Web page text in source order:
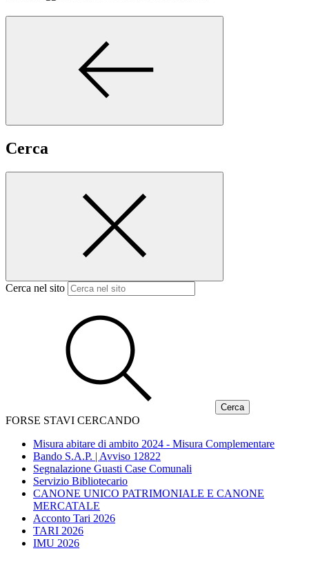
Cerca
Cerca nel sito
FORSE STAVI CERCANDO
Misura abitare di ambito 2024 - Misura Complementare
Bando S.A.P. | Avviso 12822
Segnalazione Guasti Case Comunali
Servizio Bibliotecario
CANONE UNICO PATRIMONIALE E CANONE
MERCATALE
Acconto Tari 2026
TARI 2026
IMU 2026